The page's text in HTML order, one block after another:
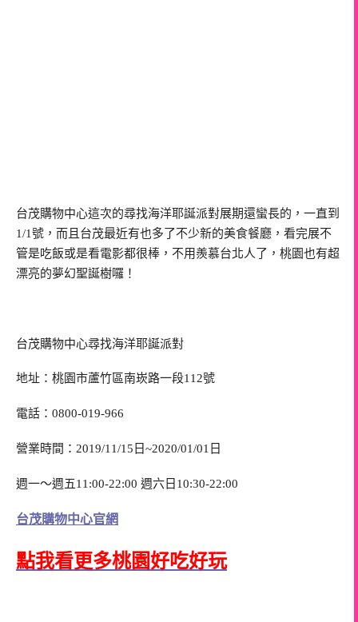
台茂購物中心這次的尋找海洋耶誕派對展期還蠻長的，一直到
1/1號，而且台茂最近有也多了不少新的美食餐廳，看完展不
管是吃飯或是看電影都很棒，不用羨慕台北人了，桃園也有超
漂亮的夢幻聖誕樹囉！
台茂購物中心尋找海洋耶誕派對
地址：桃園市蘆竹區南崁路一段112號
電話：0800-019-966
營業時間：2019/11/15日~2020/01/01日
週一～週五11:00-22:00 週六日10:30-22:00
台茂購物中心官網
點我看更多桃園好吃好玩